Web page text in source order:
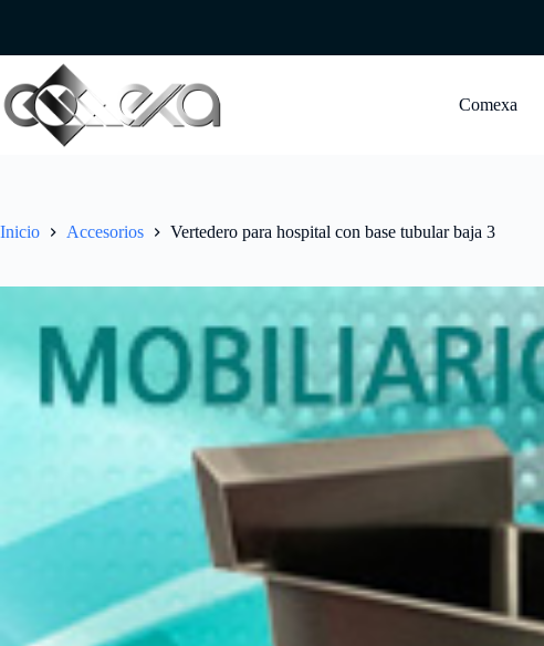
Comexa
Inicio Accesorios Vertedero para hospital con base tubular baja 3